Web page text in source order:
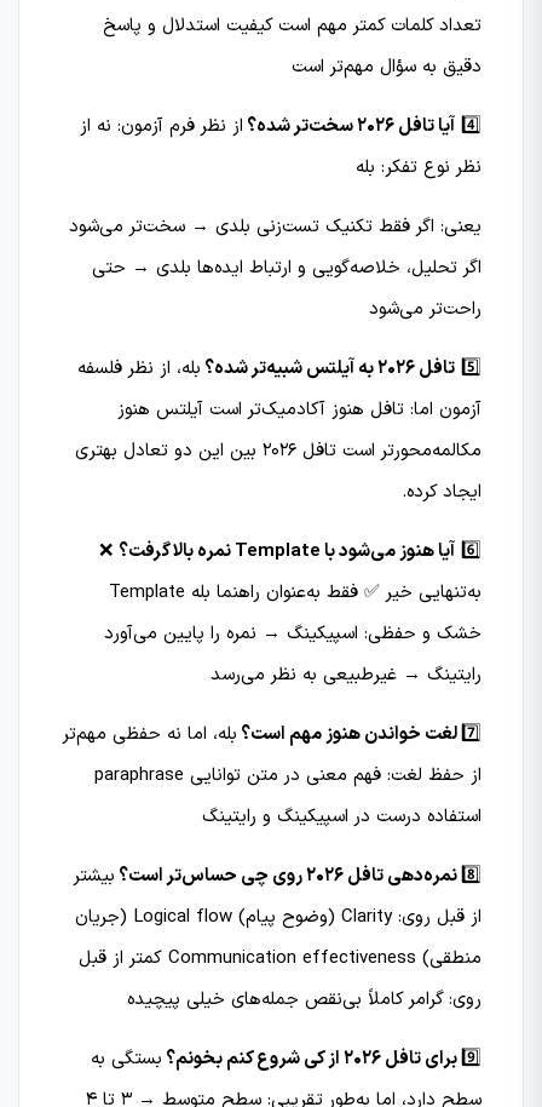
تعداد کلمات کمتر مهم است کیفیت استدلال و پاسخ
دقیق به سؤال مهم‌تر است
4️⃣ آیا تافل 2026 سخت‌تر شده؟
از نظر فرم آزمون: نه از
نظر نوع تفکر: بله
یعنی: اگر فقط تکنیک تست‌زنی بلدی → سخت‌تر می‌شود
اگر تحلیل، خلاصه‌گویی و ارتباط ایده‌ها بلدی → حتی
راحت‌تر می‌شود
5️⃣ تافل 2026 به آیلتس شبیه‌تر شده؟
بله، از نظر فلسفه
آزمون اما: تافل هنوز آکادمیک‌تر است آیلتس هنوز
مکالمه‌محورتر است تافل 2026 بین این دو تعادل بهتری
ایجاد کرده.
6️⃣ آیا هنوز می‌شود با Template نمره بالا گرفت؟
❌
به‌تنهایی خیر ✅ فقط به‌عنوان راهنما بله Template
خشک و حفظی: اسپیکینگ → نمره را پایین می‌آورد
رایتینگ → غیرطبیعی به نظر می‌رسد
7️⃣لغت خواندن هنوز مهم است؟ بله، اما نه حفظی مهم‌تر
از حفظ لغت: فهم معنی در متن توانایی paraphrase
استفاده درست در اسپیکینگ و رایتینگ
8️⃣نمره‌دهی تافل 2026 روی چی حساس‌تر است؟
بیشتر
از قبل روی: Clarity (وضوح پیام) Logical flow (جریان
منطقی) Communication effectiveness کمتر از قبل
روی: گرامر کاملاً بی‌نقص جمله‌های خیلی پیچیده
9️⃣برای تافل 2026 از کی شروع کنم بخونم؟
بستگی به
سطح دارد، اما به‌طور تقریبی: سطح متوسط → 3 تا 4